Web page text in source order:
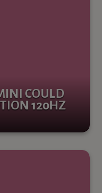
COULD
120HZ